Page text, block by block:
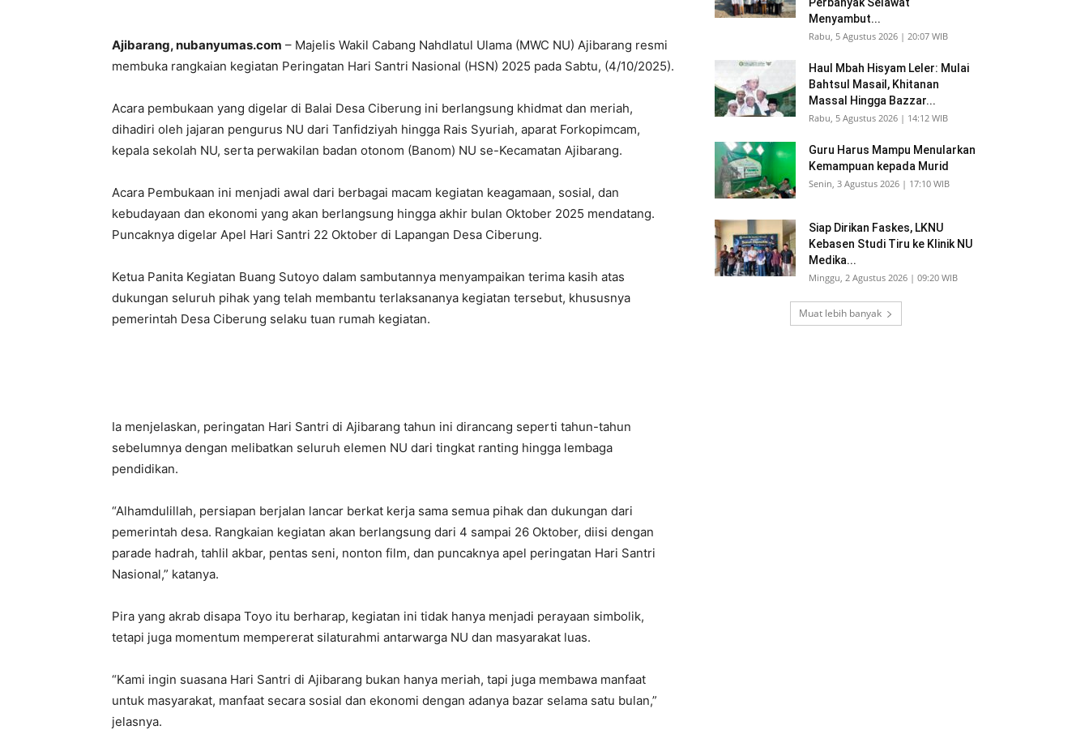
Ajibarang, nubanyumas.com – Majelis Wakil Cabang Nahdlatul Ulama (MWC NU) Ajibarang resmi
membuka rangkaian kegiatan Peringatan Hari Santri Nasional (HSN) 2025 pada Sabtu, (4/10/2025).
Acara pembukaan yang digelar di Balai Desa Ciberung ini berlangsung khidmat dan meriah,
dihadiri oleh jajaran pengurus NU dari Tanfidziyah hingga Rais Syuriah, aparat Forkopimcam,
kepala sekolah NU, serta perwakilan badan otonom (Banom) NU se-Kecamatan Ajibarang.
Acara Pembukaan ini menjadi awal dari berbagai macam kegiatan keagamaan, sosial, dan
kebudayaan dan ekonomi yang akan berlangsung hingga akhir bulan Oktober 2025 mendatang.
Puncaknya digelar Apel Hari Santri 22 Oktober di Lapangan Desa Ciberung.
Ketua Panita Kegiatan Buang Sutoyo dalam sambutannya menyampaikan terima kasih atas
dukungan seluruh pihak yang telah membantu terlaksananya kegiatan tersebut, khususnya
pemerintah Desa Ciberung selaku tuan rumah kegiatan.
Ia menjelaskan, peringatan Hari Santri di Ajibarang tahun ini dirancang seperti tahun-tahun
sebelumnya dengan melibatkan seluruh elemen NU dari tingkat ranting hingga lembaga
pendidikan.
“Alhamdulillah, persiapan berjalan lancar berkat kerja sama semua pihak dan dukungan dari
pemerintah desa. Rangkaian kegiatan akan berlangsung dari 4 sampai 26 Oktober, diisi dengan
parade hadrah, tahlil akbar, pentas seni, nonton film, dan puncaknya apel peringatan Hari Santri
Nasional,” katanya.
Pira yang akrab disapa Toyo itu berharap, kegiatan ini tidak hanya menjadi perayaan simbolik,
tetapi juga momentum mempererat silaturahmi antarwarga NU dan masyarakat luas.
“Kami ingin suasana Hari Santri di Ajibarang bukan hanya meriah, tapi juga membawa manfaat
untuk masyarakat, manfaat secara sosial dan ekonomi dengan adanya bazar selama satu bulan,”
jelasnya.
Menyambut...
Rabu, 5 Agustus 2026 | 20:07 WIB
Haul Mbah Hisyam Leler: Mulai
Bahtsul Masail, Khitanan
Massal Hingga Bazzar...
Rabu, 5 Agustus 2026 | 14:12 WIB
Guru Harus Mampu Menularkan
Kemampuan kepada Murid
Senin, 3 Agustus 2026 | 17:10 WIB
Siap Dirikan Faskes, LKNU
Kebasen Studi Tiru ke Klinik NU
Medika...
Minggu, 2 Agustus 2026 | 09:20 WIB
Muat lebih banyak